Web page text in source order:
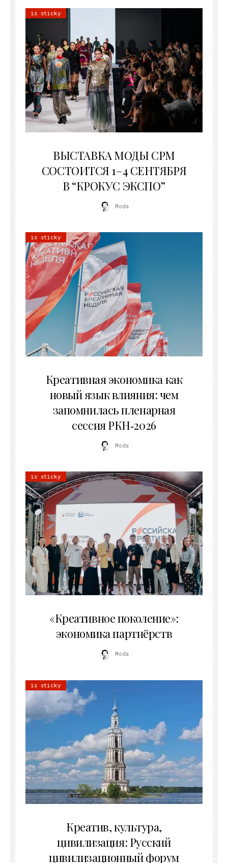
is sticky
ВЫСТАВКА МОДЫ CPM
СОСТОИТСЯ 1–4 СЕНТЯБРЯ
В “КРОКУС ЭКСПО”
Moda
is sticky
Креативная экономика как
новый язык влияния: чем
запомнилась пленарная
сессия РКН‑2026
Moda
is sticky
«Креативное поколение»:
экономика партнёрств
Moda
is sticky
Креатив, культура,
цивилизация: Русский
цивилизационный форум